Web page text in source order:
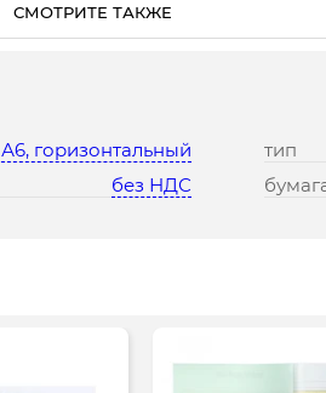
СМОТРИТЕ ТАКЖЕ
А6, горизонтальный
без НДС
тип